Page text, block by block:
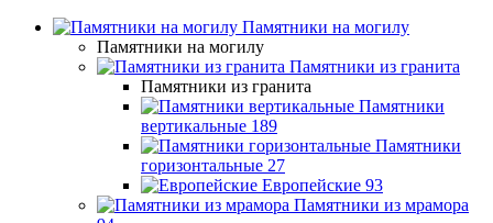
Памятники на могилу
Памятники на могилу
Памятники из гранита
Памятники из гранита
Памятники
вертикальные 189
Памятники
горизонтальные 27
Европейские 93
Памятники из мрамора